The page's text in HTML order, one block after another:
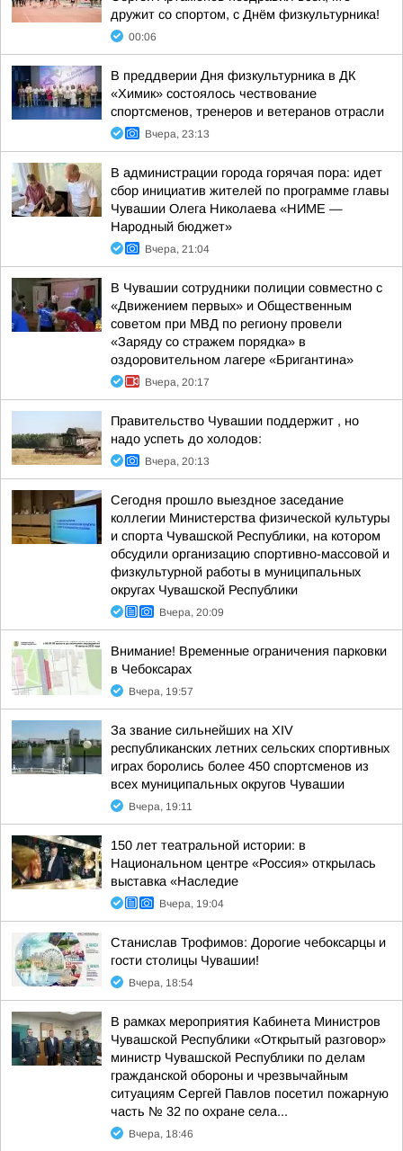
дружит со спортом, с Днём физкультурника!
00:06
В преддверии Дня физкультурника в ДК
«Химик» состоялось чествование
спортсменов, тренеров и ветеранов отрасли
Вчера, 23:13
В администрации города горячая пора: идет
сбор инициатив жителей по программе главы
Чувашии Олега Николаева «НИМЕ —
Народный бюджет»
Вчера, 21:04
В Чувашии сотрудники полиции совместно с
«Движением первых» и Общественным
советом при МВД по региону провели
«Заряду со стражем порядка» в
оздоровительном лагере «Бригантина»
Вчера, 20:17
Правительство Чувашии поддержит , но
надо успеть до холодов:
Вчера, 20:13
Сегодня прошло выездное заседание
коллегии Министерства физической культуры
и спорта Чувашской Республики, на котором
обсудили организацию спортивно-массовой и
физкультурной работы в муниципальных
округах Чувашской Республики
Вчера, 20:09
Внимание! Временные ограничения парковки
в Чебоксарах
Вчера, 19:57
За звание сильнейших на XIV
республиканских летних сельских спортивных
играх боролись более 450 спортсменов из
всех муниципальных округов Чувашии
Вчера, 19:11
150 лет театральной истории: в
Национальном центре «Россия» открылась
выставка «Наследие
Вчера, 19:04
Станислав Трофимов: Дорогие чебоксарцы и
гости столицы Чувашии!
Вчера, 18:54
В рамках мероприятия Кабинета Министров
Чувашской Республики «Открытый разговор»
министр Чувашской Республики по делам
гражданской обороны и чрезвычайным
ситуациям Сергей Павлов посетил пожарную
часть № 32 по охране села...
Вчера, 18:46